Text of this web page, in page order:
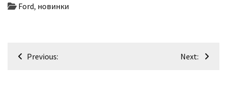
Ford, новинки
Навігація
Previous: Next: